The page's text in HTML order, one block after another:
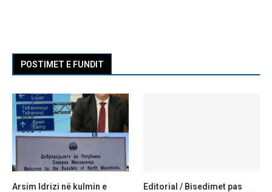
POSTIMET E FUNDIT
Arsim Idrizi në kulmin e
Editorial / Bisedimet pas